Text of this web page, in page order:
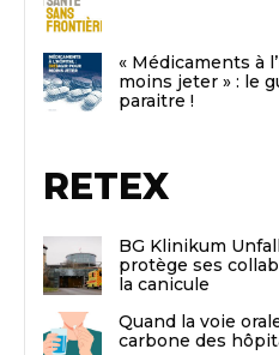
« Médicaments à
moins jeter » : le
paraitre !
RETEX
BG Klinikum
protège ses
la canicule
Quand la voie
carbone des